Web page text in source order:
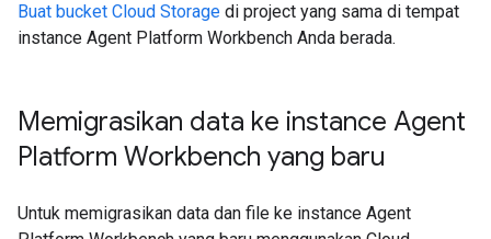
Buat bucket Cloud Storage di project yang sama di tempat
instance Agent Platform Workbench Anda berada.
Memigrasikan data ke instance Agent
Platform Workbench yang baru
Untuk memigrasikan data dan file ke instance Agent